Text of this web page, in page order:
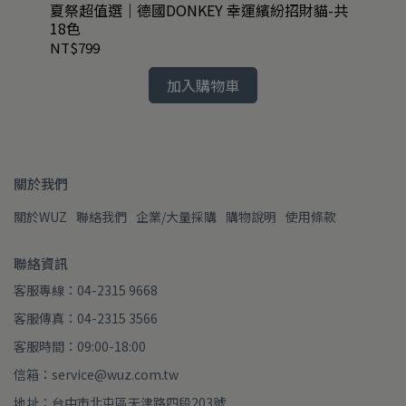
夏祭超值選｜德國DONKEY 幸運繽紛招財貓-共
18色
NT$799
加入購物車
關於我們
關於WUZ 聯絡我們 企業/大量採購 購物說明 使用條款
聯絡資訊
客服專線：04-2315 9668
客服傳真：04-2315 3566
客服時間：09:00-18:00
信箱：service@wuz.com.tw
地址：台中市北屯區天津路四段203號